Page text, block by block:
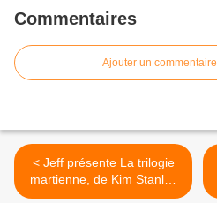
Commentaires
Ajouter un commentaire
< Jeff présente La trilogie
martienne, de Kim Stanley
Robinson